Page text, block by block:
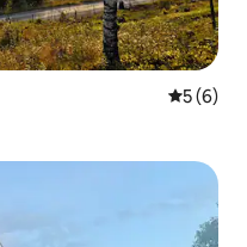
平均评分
5 (6)